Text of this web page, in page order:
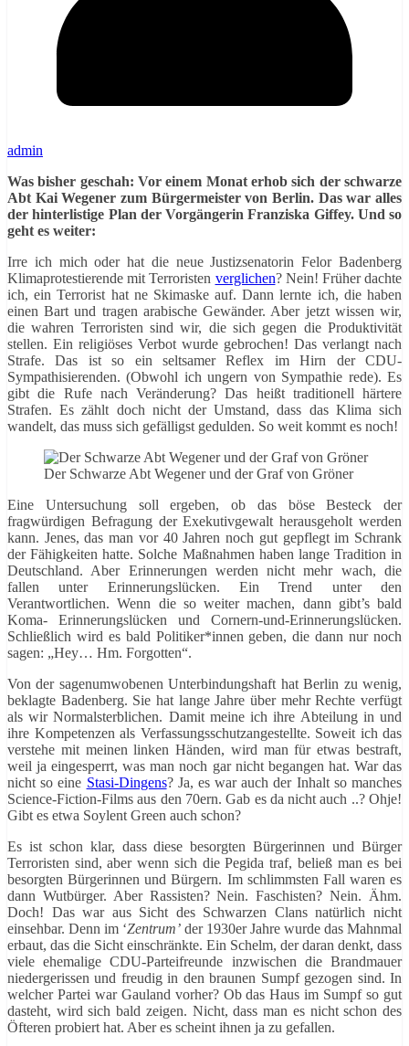
admin
Was bisher geschah: Vor einem Monat erhob sich der schwarze
Abt Kai Wegener zum Bürgermeister von Berlin. Das war alles
der hinterlistige Plan der Vorgängerin Franziska Giffey. Und so
geht es weiter:
Irre ich mich oder hat die neue Justizsenatorin Felor Badenberg
Klimaprotestierende mit Terroristen verglichen? Nein! Früher dachte
ich, ein Terrorist hat ne Skimaske auf. Dann lernte ich, die haben
einen Bart und tragen arabische Gewänder. Aber jetzt wissen wir,
die wahren Terroristen sind wir, die sich gegen die Produktivität
stellen. Ein religiöses Verbot wurde gebrochen! Das verlangt nach
Strafe. Das ist so ein seltsamer Reflex im Hirn der CDU-
Sympathisierenden. (Obwohl ich ungern von Sympathie rede). Es
gibt die Rufe nach Veränderung? Das heißt traditionell härtere
Strafen. Es zählt doch nicht der Umstand, dass das Klima sich
wandelt, das muss sich gefälligst gedulden. So weit kommt es noch!
Der Schwarze Abt Wegener und der Graf von Gröner
Eine Untersuchung soll ergeben, ob das böse Besteck der
fragwürdigen Befragung der Exekutivgewalt herausgeholt werden
kann. Jenes, das man vor 40 Jahren noch gut gepflegt im Schrank
der Fähigkeiten hatte. Solche Maßnahmen haben lange Tradition in
Deutschland. Aber Erinnerungen werden nicht mehr wach, die
fallen unter Erinnerungslücken. Ein Trend unter den
Verantwortlichen. Wenn die so weiter machen, dann gibt’s bald
Koma- Erinnerungslücken und Cornern-und-Erinnerungslücken.
Schließlich wird es bald Politiker*innen geben, die dann nur noch
sagen: „Hey… Hm. Forgotten“.
Von der sagenumwobenen Unterbindungshaft hat Berlin zu wenig,
beklagte Badenberg. Sie hat lange Jahre über mehr Rechte verfügt
als wir Normalsterblichen. Damit meine ich ihre Abteilung in und
ihre Kompetenzen als Verfassungsschutzangestellte. Soweit ich das
verstehe mit meinen linken Händen, wird man für etwas bestraft,
weil ja eingesperrt, was man noch gar nicht begangen hat. War das
nicht so eine Stasi-Dingens? Ja, es war auch der Inhalt so manches
Science-Fiction-Films aus den 70ern. Gab es da nicht auch ..? Ohje!
Gibt es etwa Soylent Green auch schon?
Es ist schon klar, dass diese besorgten Bürgerinnen und Bürger
Terroristen sind, aber wenn sich die Pegida traf, beließ man es bei
besorgten Bürgerinnen und Bürgern. Im schlimmsten Fall waren es
dann Wutbürger. Aber Rassisten? Nein. Faschisten? Nein. Ähm.
Doch! Das war aus Sicht des Schwarzen Clans natürlich nicht
einsehbar. Denn im ‘Zentrum’ der 1930er Jahre wurde das Mahnmal
erbaut, das die Sicht einschränkte. Ein Schelm, der daran denkt, dass
viele ehemalige CDU-Parteifreunde inzwischen die Brandmauer
niedergerissen und freudig in den braunen Sumpf gezogen sind. In
welcher Partei war Gauland vorher? Ob das Haus im Sumpf so gut
dasteht, wird sich bald zeigen. Nicht, dass man es nicht schon des
Öfteren probiert hat. Aber es scheint ihnen ja zu gefallen.